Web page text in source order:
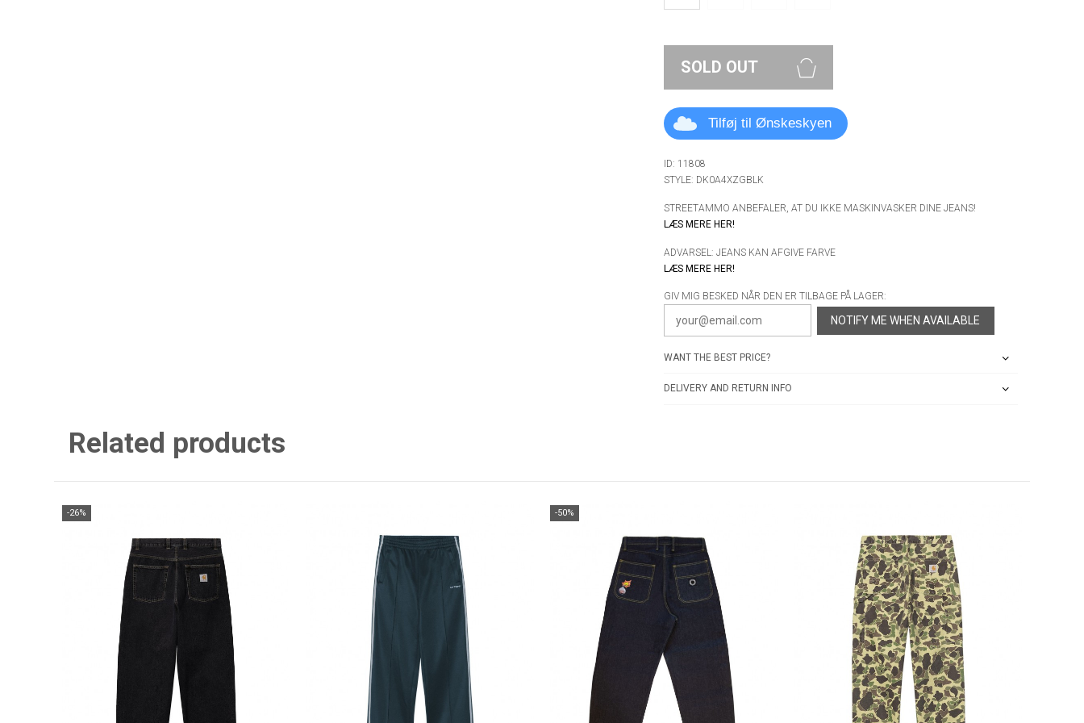
SOLD OUT
Tilføj til Ønskeskyen
ID: 11808
STYLE: DK0A4XZGBLK
STREETAMMO ANBEFALER, AT DU IKKE MASKINVASKER DINE JEANS!
LÆS MERE HER!
ADVARSEL: JEANS KAN AFGIVE FARVE
LÆS MERE HER!
GIV MIG BESKED NÅR DEN ER TILBAGE PÅ LAGER:
NOTIFY ME WHEN AVAILABLE
WANT THE BEST PRICE?
DELIVERY AND RETURN INFO
Related products
-26% -50%